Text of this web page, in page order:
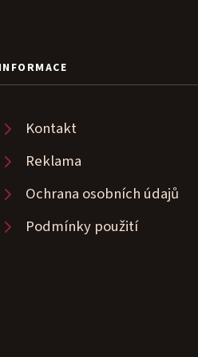
Kontakt
Reklama
Ochrana osobních údajů
Podmínky použití